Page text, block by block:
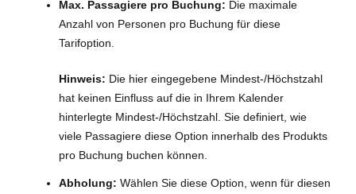
Max. Passagiere pro Buchung: Die maximale
Anzahl von Personen pro Buchung für diese
Tarifoption.
Hinweis: Die hier eingegebene Mindest-/Höchstzahl
hat keinen Einfluss auf die in Ihrem Kalender
hinterlegte Mindest-/Höchstzahl. Sie definiert, wie
viele Passagiere diese Option innerhalb des Produkts
pro Buchung buchen können.
Abholung: Wählen Sie diese Option, wenn für diesen